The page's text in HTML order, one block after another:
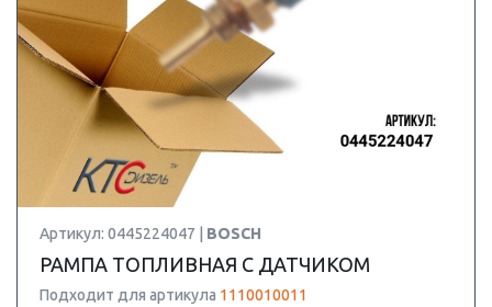
Артикул: 0445224047 | BOSCH
РАМПА ТОПЛИВНАЯ С ДАТЧИКОМ
Подходит для артикула 1110010011